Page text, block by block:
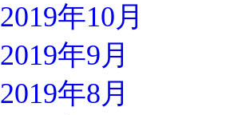
2019年10月
2019年9月
2019年8月